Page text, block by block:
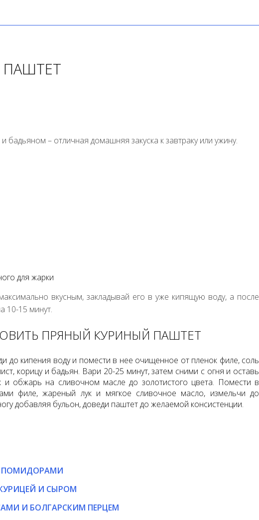
бадьяном – отличная домашняя закуска к завтраку или ужину.
для жарки
вкусным, закладывай его в уже кипящую воду, а после
10-15 минут.
ПРЯНЫЙ КУРИНЫЙ ПАШТЕТ
до кипения воду и помести в нее очищенное от пленок филе, соль
корицу и бадьян. Вари 20-25 минут, затем сними с огня и оставь
и обжарь на сливочном масле до золотистого цвета. Помести в
филе, жареный лук и мягкое сливочное масло, измельчи до
добавляя бульон, доведи паштет до желаемой консистенции.
ПОМИДОРАМИ
И СЫРОМ
И БОЛГАРСКИМ ПЕРЦЕМ